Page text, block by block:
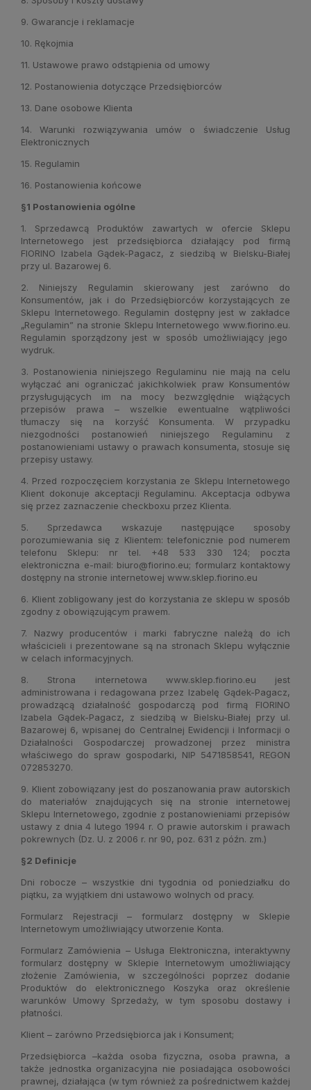
9. Gwarancje i reklamacje
10. Rękojmia
11. Ustawowe prawo odstąpienia od umowy
12. Postanowienia dotyczące Przedsiębiorców
13. Dane osobowe Klienta
14. Warunki rozwiązywania umów o świadczenie Usług
Elektronicznych
15. Regulamin
16. Postanowienia końcowe
§1 Postanowienia ogólne
1. Sprzedawcą Produktów zawartych w ofercie Sklepu
Internetowego jest przedsiębiorca działający pod firmą
FIORINO Izabela Gądek-Pagacz, z siedzibą w Bielsku-Białej
przy ul. Bazarowej 6.
2. Niniejszy Regulamin skierowany jest zarówno do
Konsumentów, jak i do Przedsiębiorców korzystających ze
Sklepu Internetowego. Regulamin dostępny jest w zakładce
„Regulamin” na stronie Sklepu Internetowego www.fiorino.eu.
Regulamin sporządzony jest w sposób umożliwiający jego
wydruk.
3. Postanowienia niniejszego Regulaminu nie mają na celu
wyłączać ani ograniczać jakichkolwiek praw Konsumentów
przysługujących im na mocy bezwzględnie wiążących
przepisów prawa – wszelkie ewentualne wątpliwości
tłumaczy się na korzyść Konsumenta. W przypadku
niezgodności postanowień niniejszego Regulaminu z
postanowieniami ustawy o prawach konsumenta, stosuje się
przepisy ustawy.
4. Przed rozpoczęciem korzystania ze Sklepu Internetowego
Klient dokonuje akceptacji Regulaminu. Akceptacja odbywa
się przez zaznaczenie checkboxu przez Klienta.
5. Sprzedawca wskazuje następujące sposoby
porozumiewania się z Klientem: telefonicznie pod numerem
telefonu Sklepu: nr tel. +48 533 330 124; poczta
elektroniczna e-mail: biuro@fiorino.eu; formularz kontaktowy
dostępny na stronie internetowej www.sklep.fiorino.eu
6. Klient zobligowany jest do korzystania ze sklepu w sposób
zgodny z obowiązującym prawem.
7. Nazwy producentów i marki fabryczne należą do ich
właścicieli i prezentowane są na stronach Sklepu wyłącznie
w celach informacyjnych.
8. Strona internetowa www.sklep.fiorino.eu jest
administrowana i redagowana przez Izabelę Gądek-Pagacz,
prowadzącą działalność gospodarczą pod firmą FIORINO
Izabela Gądek-Pagacz, z siedzibą w Bielsku-Białej przy ul.
Bazarowej 6, wpisanej do Centralnej Ewidencji i Informacji o
Działalności Gospodarczej prowadzonej przez ministra
właściwego do spraw gospodarki, NIP 5471858541, REGON
072853270.
9. Klient zobowiązany jest do poszanowania praw autorskich
do materiałów znajdujących się na stronie internetowej
Sklepu Internetowego, zgodnie z postanowieniami przepisów
ustawy z dnia 4 lutego 1994 r. O prawie autorskim i prawach
pokrewnych (Dz. U. z 2006 r. nr 90, poz. 631 z późn. zm.)
§2 Definicje
Dni robocze – wszystkie dni tygodnia od poniedziałku do
piątku, za wyjątkiem dni ustawowo wolnych od pracy.
Formularz Rejestracji – formularz dostępny w Sklepie
Internetowym umożliwiający utworzenie Konta.
Formularz Zamówienia – Usługa Elektroniczna, interaktywny
formularz dostępny w Sklepie Internetowym umożliwiający
złożenie Zamówienia, w szczególności poprzez dodanie
Produktów do elektronicznego Koszyka oraz określenie
warunków Umowy Sprzedaży, w tym sposobu dostawy i
płatności.
Klient – zarówno Przedsiębiorca jak i Konsument;
Przedsiębiorca –każda osoba fizyczna, osoba prawna, a
także jednostka organizacyjna nie posiadająca osobowości
prawnej, działająca (w tym również za pośrednictwem każdej